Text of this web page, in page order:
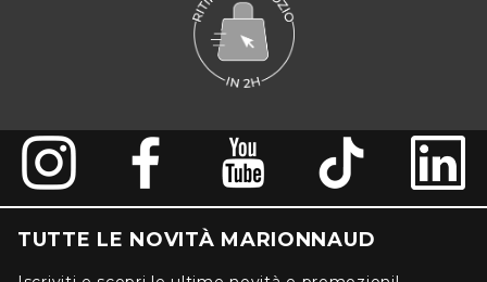
TUTTE LE NOVITÀ MARIONNAUD